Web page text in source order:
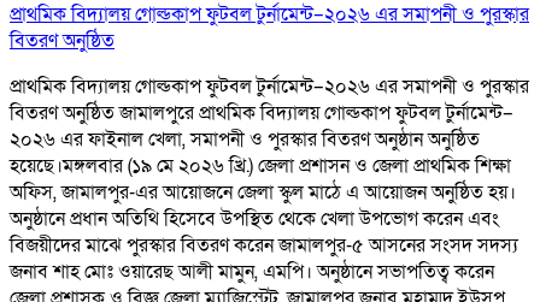
প্রাথমিক বিদ্যালয় গোল্ডকাপ ফুটবল টুর্নামেন্ট–২০২৬ এর সমাপনী ও পুরস্কার
বিতরণ অনুষ্ঠিত
প্রাথমিক বিদ্যালয় গোল্ডকাপ ফুটবল টুর্নামেন্ট–২০২৬ এর সমাপনী ও পুরস্কার
বিতরণ অনুষ্ঠিত জামালপুরে প্রাথমিক বিদ্যালয় গোল্ডকাপ ফুটবল টুর্নামেন্ট–
২০২৬ এর ফাইনাল খেলা, সমাপনী ও পুরস্কার বিতরণ অনুষ্ঠান অনুষ্ঠিত
হয়েছে।মঙ্গলবার (১৯ মে ২০২৬ খ্রি.) জেলা প্রশাসন ও জেলা প্রাথমিক শিক্ষা
অফিস, জামালপুর-এর আয়োজনে জেলা স্কুল মাঠে এ আয়োজন অনুষ্ঠিত হয়।
অনুষ্ঠানে প্রধান অতিথি হিসেবে উপস্থিত থেকে খেলা উপভোগ করেন এবং
বিজয়ীদের মাঝে পুরস্কার বিতরণ করেন জামালপুর-৫ আসনের সংসদ সদস্য
জনাব শাহ মোঃ ওয়ারেছ আলী মামুন, এমপি। অনুষ্ঠানে সভাপতিত্ব করেন